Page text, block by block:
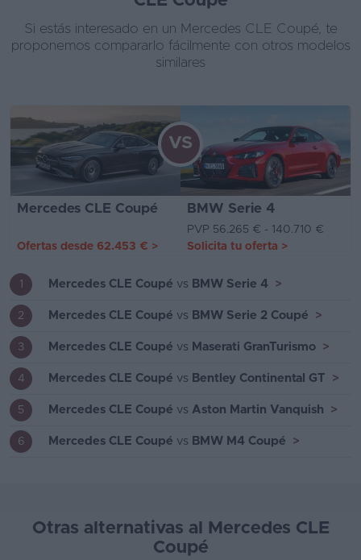
Si estás interesado en un Mercedes CLE Coupé, te
proponemos compararlo fácilmente con otros modelos
similares
Mercedes CLE Coupé BMW Serie 4
VS
PVP 56.265 € - 140.710 €
Ofertas desde 62.453 € > Solicita tu oferta >
1 Mercedes CLE Coupé vs BMW Serie 4 >
2 Mercedes CLE Coupé vs BMW Serie 2 Coupé >
3 Mercedes CLE Coupé vs Maserati GranTurismo >
4 Mercedes CLE Coupé vs Bentley Continental GT >
5 Mercedes CLE Coupé vs Aston Martin Vanquish >
6 Mercedes CLE Coupé vs BMW M4 Coupé >
Otras alternativas al Mercedes CLE
Coupé